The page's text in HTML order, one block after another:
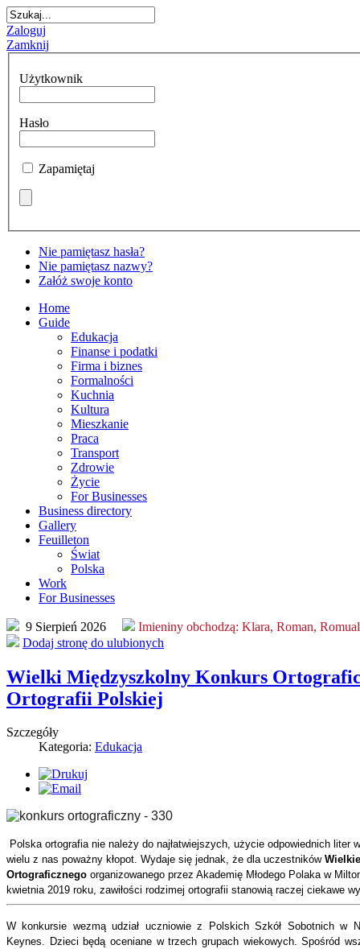
Zaloguj
Zamknij
Użytkownik
Hasło
Zapamiętaj
Nie pamiętasz hasła?
Nie pamiętasz nazwy?
Załóż swoje konto
Home
Guide
Edukacja
Finanse i podatki
Firma i biznes
Formalności
Kuchnia
Kultura
Mieszkanie
Praca
Transport
Zdrowie
Życie
For Businesses
Business directory
Gallery
Feuilleton
Świat
Polska
Work
For Businesses
9 Sierpień 2026 Imieniny obchodzą: Klara, Roman,
Dodaj stronę do ulubionych
Wielki Międzyszkolny Konkurs
Ortografii Polskiej
Szczegóły
Kategoria: Edukacja
Polska ortografia nie należy do najłatwiejszych, użycie odpowiednich liter
wielu z nas poważny kłopot. Wydaje się jednak, że dla uczestników
Ortograficznego organizowanego przez Akademię Młodego Polaka w
kwietnia 2019 roku, zawiłości rodzimej ortografii stanowią raczej ciekawe
W konkursie wezmą udział uczniowie z Polskich Szkół Sobotnich w
Keynes. Dzieci będą oceniane w trzech grupach wiekowych. Spośród